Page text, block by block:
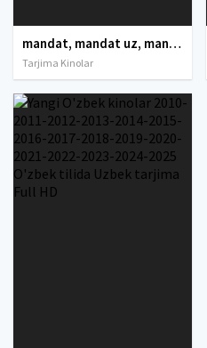
mandat, mandat uz, mandat dtm, mandat dtm uz, mandat 2021, mandat 2022, mandat uz 2021, dtm mandat 2021, mandat dtm uz 2021, mandat dtm 2022, mandat uz 2022, mandat dtm uz 2022, mandat natijalari, mandat uz natijalari, mandat test, mandat natijalari
Tarjima Kinolar